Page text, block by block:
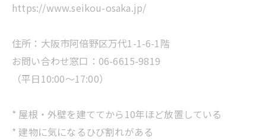
https://www.seikou-osaka.jp/
住所：大阪市阿倍野区万代1-1-6-1階
お問い合わせ窓口：06-6615-9819
（平日10:00～17:00）
* 屋根・外壁を建ててから10年ほど放置している
* 建物に気になるひび割れがある